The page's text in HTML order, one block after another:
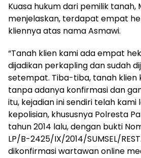
Kuasa hukum dari pemilik tanah,
menjelaskan, terdapat empat
kliennya atas nama Asmawi.
“Tanah klien kami ada empat
dijadikan perkapling dan sudah
setempat. Tiba-tiba, tanah klien
tanpa adanya konfirmasi dan
itu, kejadian ini sendiri telah
kepolisian, khususnya Polresta
tahun 2014 lalu, dengan bukti
LP/B-2425/IX/2014/SUMSEL/
dikonfirmasi wartawan online